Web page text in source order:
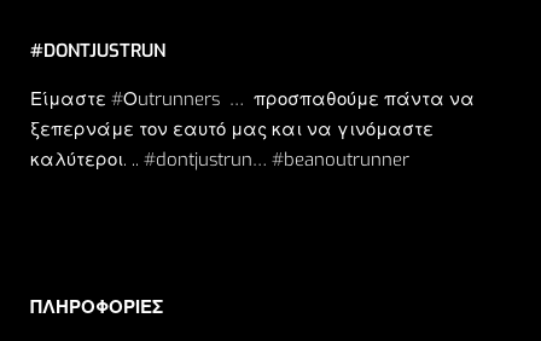
#DONTJUSTRUN
Είμαστε #Οutrunners … προσπαθούμε πάντα να
ξεπερνάμε τον εαυτό μας και να γινόμαστε
καλύτεροι. .. #dontjustrun… #beanoutrunner
ΠΛΗΡΟΦΟΡΙΕΣ​